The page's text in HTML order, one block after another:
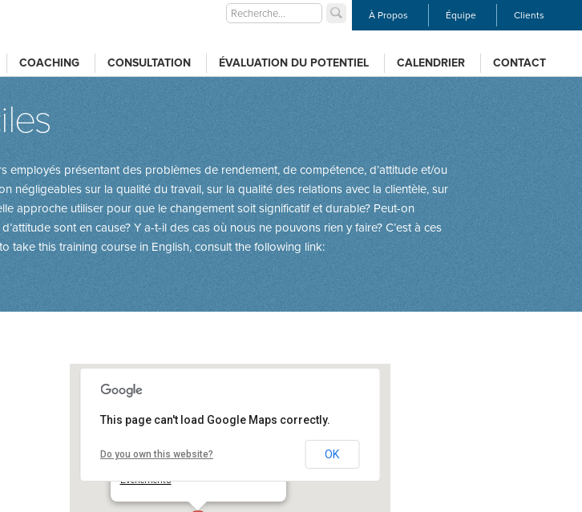
À Propos Équipe Clients
COACHING CONSULTATION ÉVALUATION DU POTENTIEL CALENDRIER CONTACT
employés présentant des problèmes de rendement, de compétence, d’attitude et/ou
négligeables sur la qualité du travail, sur la qualité des relations avec la clientèle, sur
approche utiliser pour que le changement soit significatif et durable? Peut-on
sont en cause? Y a-t-il des cas où nous ne pouvons rien y faire? C’est à ces
take this training course in English, consult the following link:
COSE inc.
Événements
This page can't load Google Maps correctly.
Do you own this website? OK